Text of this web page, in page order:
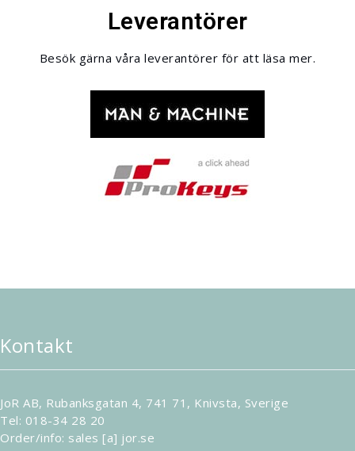
Leverantörer
Besök gärna våra leverantörer för att läsa mer.
Kontakt
JoR AB, Rubanksgatan 4, 741 71, Knivsta, Sverige
Tel: 018-34 28 20
Order/info: sales [a] jor.se